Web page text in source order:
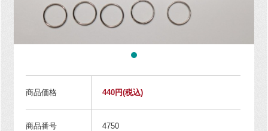
商品価格 440円(税込)
商品番号 4750